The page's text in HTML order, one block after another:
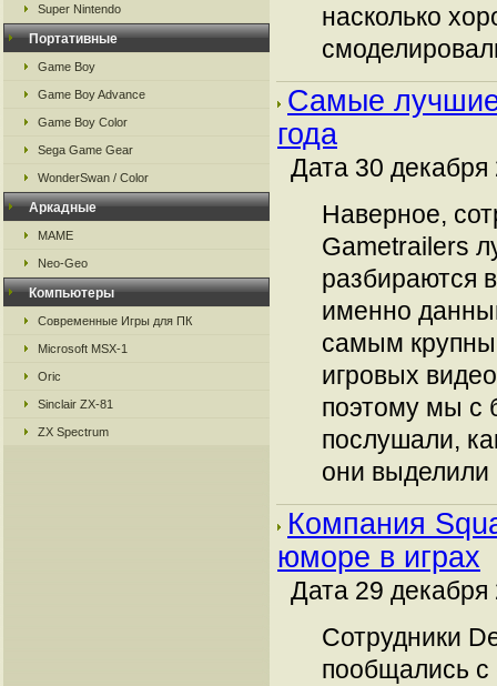
Super Nintendo
Портативные
Game Boy
Game Boy Advance
Game Boy Color
Sega Game Gear
WonderSwan / Color
Аркадные
MAME
Neo-Geo
Компьютеры
Современные Игры для ПК
Microsoft MSX-1
Oric
Sinclair ZX-81
ZX Spectrum
насколько
Самые
года
Дата 30 декабря
Наверное,
Gametrailers
разбираются
именно
самым
игровых
поэтому мы с
послушали,
они выделили
Компания
юморе в играх
Дата 29 декабря
Сотрудники
пообщались с